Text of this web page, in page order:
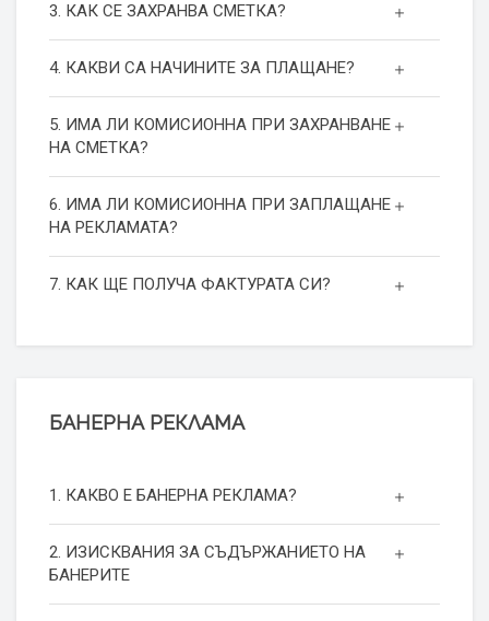
3. КАК СЕ ЗАХРАНВА СМЕТКА?
4. КАКВИ СА НАЧИНИТЕ ЗА ПЛАЩАНЕ?
5. ИМА ЛИ КОМИСИОННА ПРИ ЗАХРАНВАНЕ
НА СМЕТКА?
6. ИМА ЛИ КОМИСИОННА ПРИ ЗАПЛАЩАНЕ
НА РЕКЛАМАТА?
7. КАК ЩЕ ПОЛУЧА ФАКТУРАТА СИ?
БАНЕРНА РЕКЛАМА
1. КАКВО Е БАНЕРНА РЕКЛАМА?
2. ИЗИСКВАНИЯ ЗА СЪДЪРЖАНИЕТО НА
БАНЕРИТЕ